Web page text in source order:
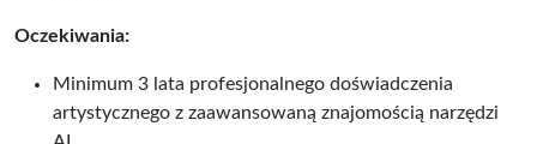
Oczekiwania:
Minimum 3 lata profesjonalnego doświadczenia
artystycznego z zaawansowaną znajomością narzędzi